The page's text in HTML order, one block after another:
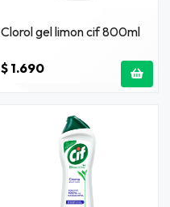
Clorol gel limon cif 800ml
$ 1.690